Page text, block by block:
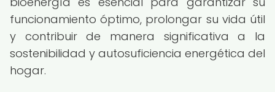
funcionamiento óptimo, prolongar su vida útil
y contribuir de manera significativa a la
sostenibilidad y autosuficiencia energética del
hogar.